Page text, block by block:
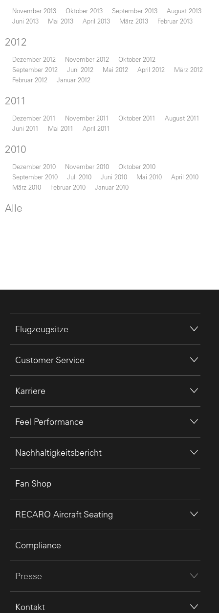
November 2013 Oktober 2013 September 2013
August 2013
Juni 2013
Mai 2013 April 2013 März 2013 Februar 2013
2012
Dezember 2012 November 2012
Oktober 2012
September 2012
Juni 2012 Mai 2012 April 2012
März 2012
Februar 2012
Januar 2012
2011
Dezember 2011 November 2011 Oktober 2011
August 2011
Juni 2011
Mai 2011 April 2011
2010
Dezember 2010 November 2010
Oktober 2010
September 2010
Juli 2010 Juni 2010 Mai 2010
April 2010
März 2010
Februar 2010 Januar 2010
Alle
Flugzeugsitze
Customer Service
Karriere
Feel Performance
Nachhaltigkeitsbericht
Fan Shop
RECARO Aircraft Seating
Compliance
Presse
Kontakt